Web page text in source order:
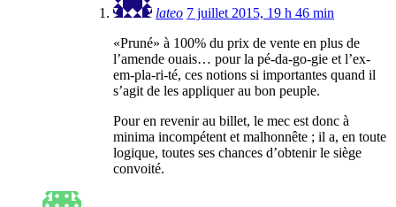
lateo 7 juillet 2015, 19 h 46 min
«Pruné» à 100% du prix de vente en plus de
l’amende ouais… pour la pé-da-go-gie et l’ex-
em-pla-ri-té, ces notions si importantes quand il
s’agit de les appliquer au bon peuple.
Pour en revenir au billet, le mec est donc à
minima incompétent et malhonnête ; il a, en toute
logique, toutes ses chances d’obtenir le siège
convoité.